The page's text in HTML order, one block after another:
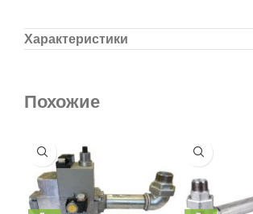
Характеристики
Похожие